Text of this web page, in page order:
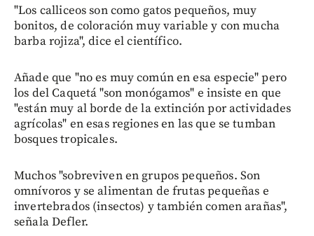
"Los calliceos son como gatos pequeños, muy
bonitos, de coloración muy variable y con mucha
barba rojiza", dice el científico.
Añade que "no es muy común en esa especie" pero
los del Caquetá "son monógamos" e insiste en que
"están muy al borde de la extinción por actividades
agrícolas" en esas regiones en las que se tumban
bosques tropicales.
Muchos "sobreviven en grupos pequeños. Son
omnívoros y se alimentan de frutas pequeñas e
invertebrados (insectos) y también comen arañas",
señala Defler.